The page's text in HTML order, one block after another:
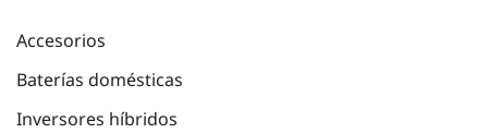
Accesorios
Baterías domésticas
Inversores híbridos